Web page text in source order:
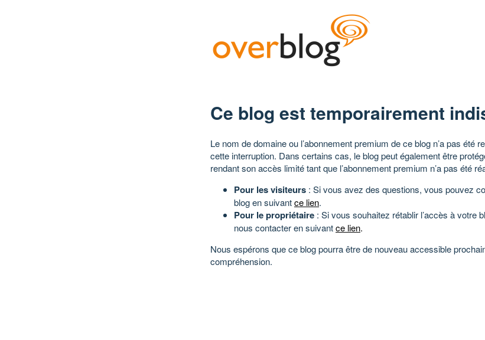
Ce blog est temporairement
Le nom de domaine ou l’abonnement premium de ce blog n’a pas été
cette interruption. Dans certains cas, le blog peut également être
rendant son accès limité tant que l’abonnement premium n’a pas été
Pour les visiteurs : Si vous avez des questions, vous pouvez
blog en suivantce lien.
Pour le propriétaire : Si vous souhaitez rétablir l’accès à votre
nous contacter en suivantce lien.
Nous espérons que ce blog pourra être de nouveau accessible
compréhension.